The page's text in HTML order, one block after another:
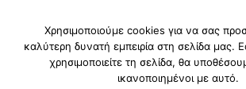
Εγγραφείτε στο newsletter μας για να είστε
Χρησιμοποιούμε cookies για να σας
καλύτερη δυνατή εμπειρία στη σελίδα μας.
χρησιμοποιείτε τη σελίδα, θα
ικανοποιημένοι με αυτό.